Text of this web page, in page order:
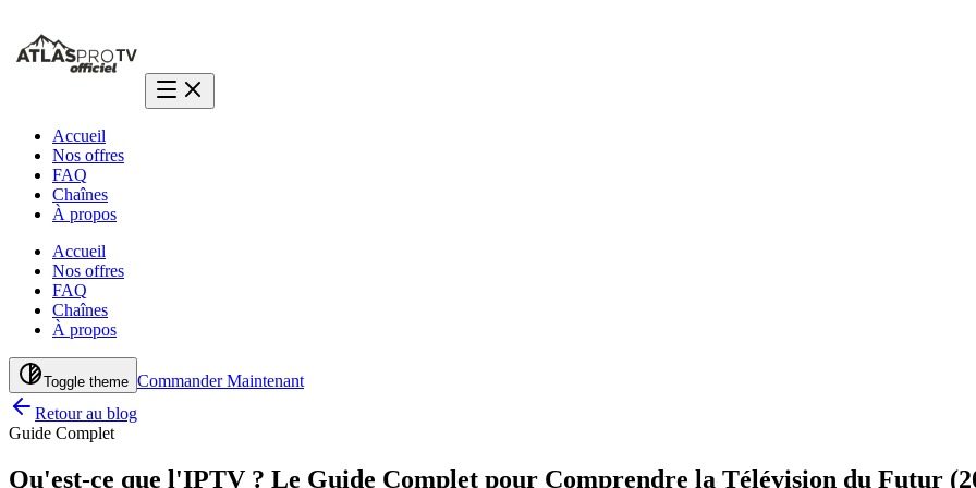
Accueil
Nos offres
FAQ
Chaînes
À propos
Accueil
Nos offres
FAQ
Chaînes
À propos
Toggle theme Commander Maintenant
Retour au blog
Guide Complet
Qu'est-ce que l'IPTV ? Le Guide Complet pour Comprendre la Télévision du Futur